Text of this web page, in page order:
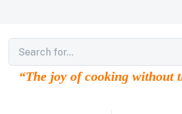
“The joy of cooking without